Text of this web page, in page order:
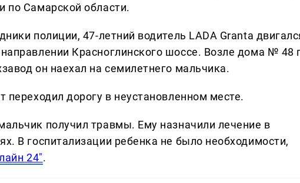
по Самарской области.
полиции, 47-летний водитель LADA Granta
Красноглинского шоссе. Возле дома № 48
он наехал на семилетнего мальчика.
переходил дорогу в неустановленном месте.
получил травмы. Ему назначили лечение в
В госпитализации ребенка не было необходимости,
24".